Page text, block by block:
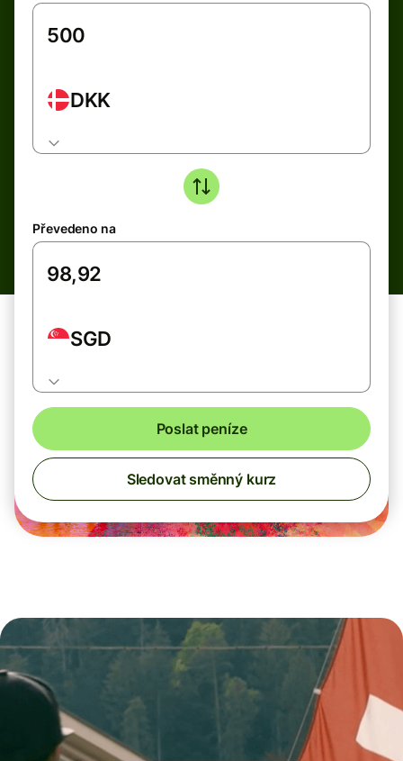
DKK
Převedeno na
SGD
Poslat peníze
Sledovat směnný kurz